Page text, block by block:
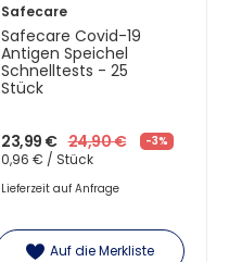
Safecare
Safecare Covid-19
Antigen Speichel
Schnelltests - 25
Stück
23,99 € 24,90 € -3%
0,96 € / Stück
Lieferzeit auf Anfrage
Auf die Merkliste